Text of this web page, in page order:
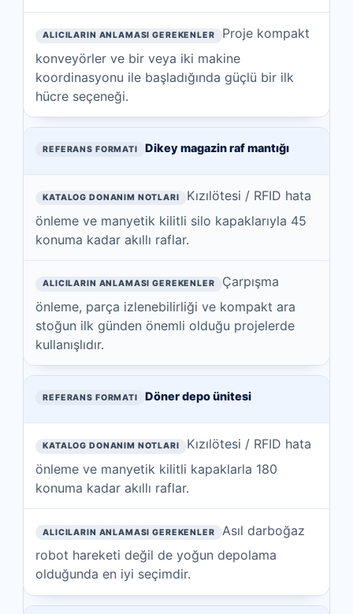
Proje kompakt
konveyörler ve bir veya iki makine
koordinasyonu ile başladığında güçlü bir ilk
hücre seçeneği.
Dikey magazin raf mantığı
Kızılötesi / RFID hata
önleme ve manyetik kilitli silo kapaklarıyla 45
konuma kadar akıllı raflar.
Çarpışma
önleme, parça izlenebilirliği ve kompakt ara
stoğun ilk günden önemli olduğu projelerde
kullanışlıdır.
Döner depo ünitesi
Kızılötesi / RFID hata
önleme ve manyetik kilitli kapaklarla 180
konuma kadar akıllı raflar.
Asıl darboğaz
robot hareketi değil de yoğun depolama
olduğunda en iyi seçimdir.